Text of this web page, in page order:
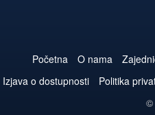
Početna O nama
Izjava o dostupnosti
Politika
©